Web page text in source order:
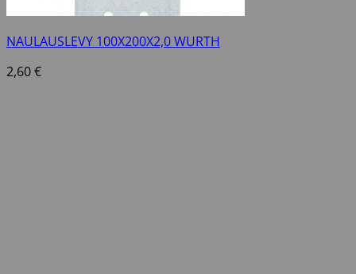
NAULAUSLEVY 100X200X2,0 WURTH
2,60€